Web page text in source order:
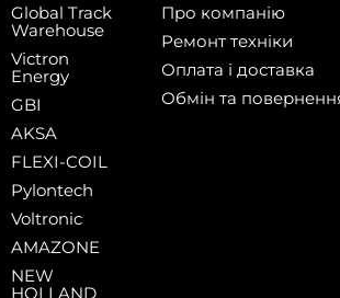
Global Track
Warehouse
Victron
Energy
GBI
AKSA
FLEXI-COIL
Pylontech
Voltronic
AMAZONE
NEW
HOLLAND
Про компанію
Ремонт техніки
Оплата і доставка
Обмін та